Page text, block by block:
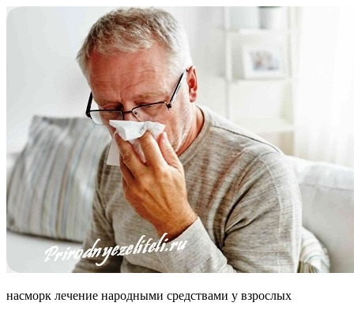
насморк лечение народными средствами у взрослых